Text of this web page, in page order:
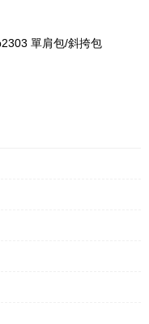
單肩包/斜挎包